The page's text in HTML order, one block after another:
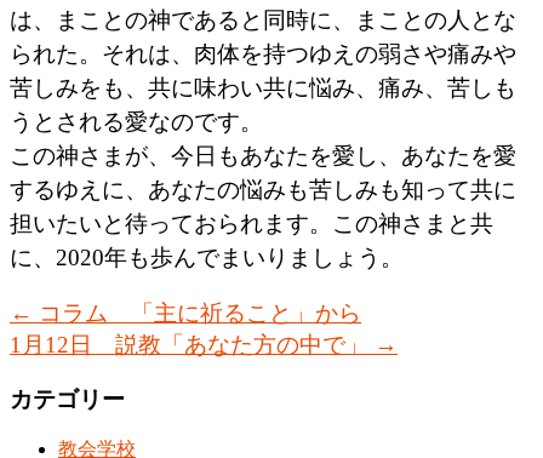
は、まことの神であると同時に、まことの人とな
られた。それは、肉体を持つゆえの弱さや痛みや
苦しみをも、共に味わい共に悩み、痛み、苦しも
うとされる愛なのです。
この神さまが、今日もあなたを愛し、あなたを愛
するゆえに、あなたの悩みも苦しみも知って共に
担いたいと待っておられます。この神さまと共
に、2020年も歩んでまいりましょう。
← コラム 「主に祈ること」から
1月12日 説教「あなた方の中で」
→
カテゴリー
教会学校